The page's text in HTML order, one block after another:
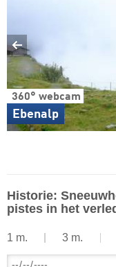
360° webcam
Ebenalp
Historie:
pistes in het
1 m. 3 m.